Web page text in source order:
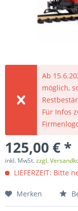
Ab
möglich,
Für Infos
125,00 € *
inkl. MwSt.zzgl.
LIEFERZEIT: Bitte
Merken